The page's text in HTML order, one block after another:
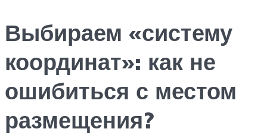
Выбираем «систему
координат»: как не
ошибиться с местом
размещения?